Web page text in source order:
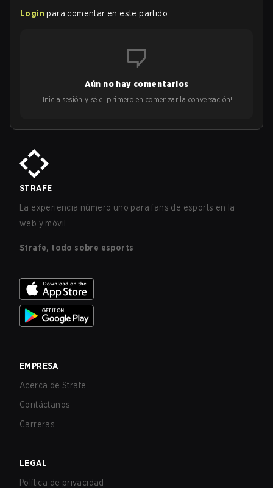
Login para comentar en este partido
Aún no hay comentarios
¡Inicia sesión y sé el primero en comenzar la conversación!
STRAFE
La experiencia número uno para fans de esports en la
web y móvil.
Strafe, todo sobre esports
EMPRESA
Acerca de Strafe
Contáctanos
Carreras
LEGAL
Política de privacidad